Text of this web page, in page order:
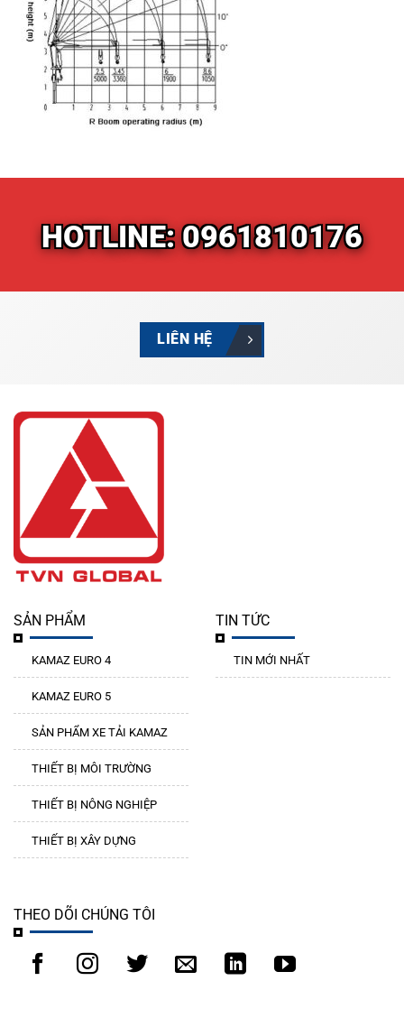
HOTLINE: 0961810176
LIÊN HỆ
SẢN PHẨM
KAMAZ EURO 4
KAMAZ EURO 5
SẢN PHẨM XE TẢI KAMAZ
THIẾT BỊ MÔI TRƯỜNG
THIẾT BỊ NÔNG NGHIỆP
THIẾT BỊ XÂY DỰNG
TIN TỨC
TIN MỚI NHẤT
THEO DÕI CHÚNG TÔI